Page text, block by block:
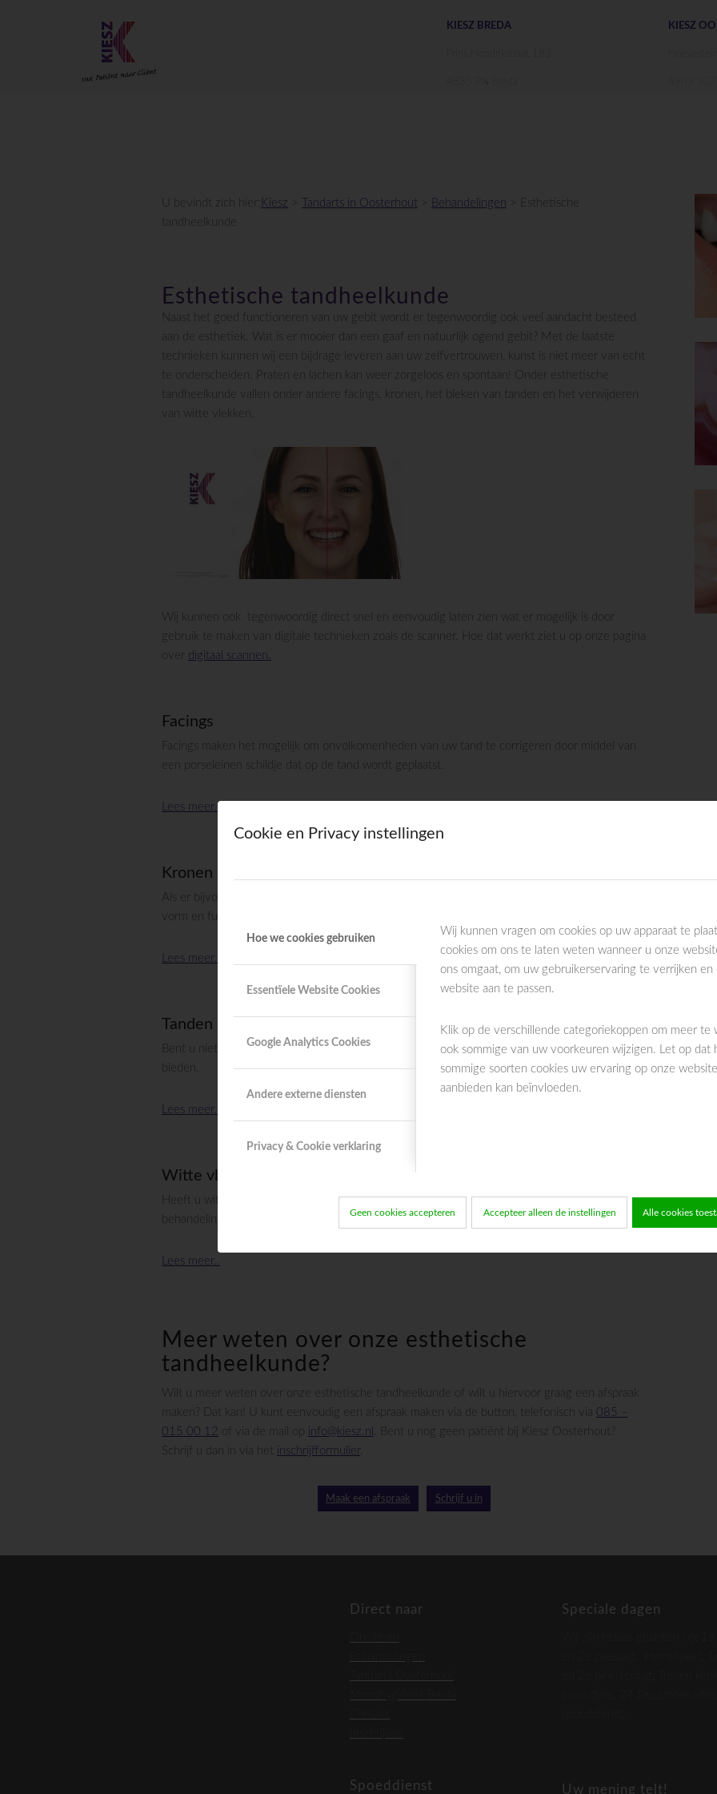
Cookie en Privacy instellingen
Hoe we cookies gebruiken
Essentïele Website Cookies
Google Analytics Cookies
Andere externe diensten
Privacy & Cookie verklaring
Wij kunnen vragen om cookies op uw apparaat te
cookies om ons te laten weten wanneer u onze
ons omgaat, om uw gebruikerservaring te verrijken
website aan te passen.
Klik op de verschillende categoriekoppen om meer
ook sommige van uw voorkeuren wijzigen. Let op dat
sommige soorten cookies uw ervaring op onze
aanbieden kan beïnvloeden.
Geen cookies accepteren Accepteer alleen de instellingen Alle cookies
KIESZ BREDA KIESZ
U bevindt zich hier: Kiesz Tandarts in Oosterhout Behandelingen
tandheelkunde
Esthetische tandheelkunde
Naast het goed functioneren van uw gebit wordt er tegenwoordig ook veel aandacht besteed
aan de esthetiek. Wat is er mooier dan een gaaf en natuurlijk ogend gebit? Met de laatste
technieken kunnen wij een bijdrage leveren aan uw zelfvertrouwen, kunst is niet meer van echt
te onderscheiden. Praten en lachen kan weer zorgeloos en spontaan! Onder esthetische
tandheelkunde vallen onder andere facings, kronen, het bleken van tanden en het verwijderen
van witte vlekken.
Wij kunnen ook tegenwoordig direct snel en eenvoudig laten zien wat er mogelijk is door
gebruik te maken van digitale technieken zoals de scanner. Hoe dat werkt ziet u op onze pagina
over digitaal scannen.
Facings
Facings maken het mogelijk om onvolkomenheden van uw tand te corrigeren door middel van
een porseleinen schildje dat op de tand wordt geplaatst.
Lees meer..
Kronen
Als er bijvoorbeeld een groot stuk tand of kies is afgebroken, kan een kroon de oorspronkelijke
vorm en functie van een tand terug geven.
Lees meer..
Tanden bleken
Bent u niet tevreden over de kleur van uw tanden, dan kan een bleekbehandeling de oplossing
bieden.
Lees meer..
Witte vlekken verwijderen
Heeft u witte vlekken op uw tanden? Dan kunt u vanaf heden bij ons terecht voor een
behandeling om deze te verwijderen.
Lees meer..
Meer weten over onze esthetische
tandheelkunde?
Wilt u meer weten over onze esthetische tandheelkunde of wilt u hiervoor graag een afspraak
maken? Dat kan! U kunt eenvoudig een afspraak maken via de button, telefonisch via 085 –
015 00 12
of via de mail op info@kiesz.nl
. Bent u nog geen patiënt bij Kiesz Oosterhout?
Schrijf u dan in via het inschrijfformulier.
Maak een afspraak Schrijf u in
Direct naar
Spoeddienst
Speciale dagen
Uw mening telt!